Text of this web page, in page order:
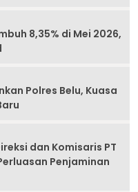
8,35% di Mei 2026,
Polres Belu, Kuasa
dan Komisaris PT
Penjaminan